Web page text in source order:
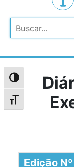
Alternar alto
Alternar
Pesquisar
Edição